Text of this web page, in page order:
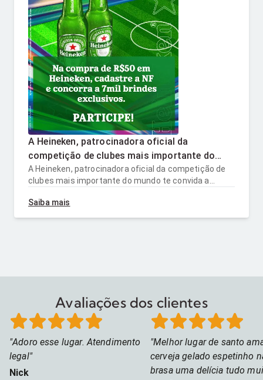
A Heineken, patrocinadora oficial da
competição de clubes mais importante do
mundo te convida a celebrar! Um brinde a
todos os fãs! Para saber mais, clique no link
da BIO! #Heineken AprecieComModeração
A Heineken, patrocinadora oficial da competição de
clubes mais importante do mundo te convida a
clique no link da BIO! #Heineken
AprecieComModeração
Saiba mais
Avaliações dos clientes
Adoro esse lugar. Atendimento
legal
Nick
Melhor lugar de santo
cerveja gelado espetinho
brasa uma delícia tudo